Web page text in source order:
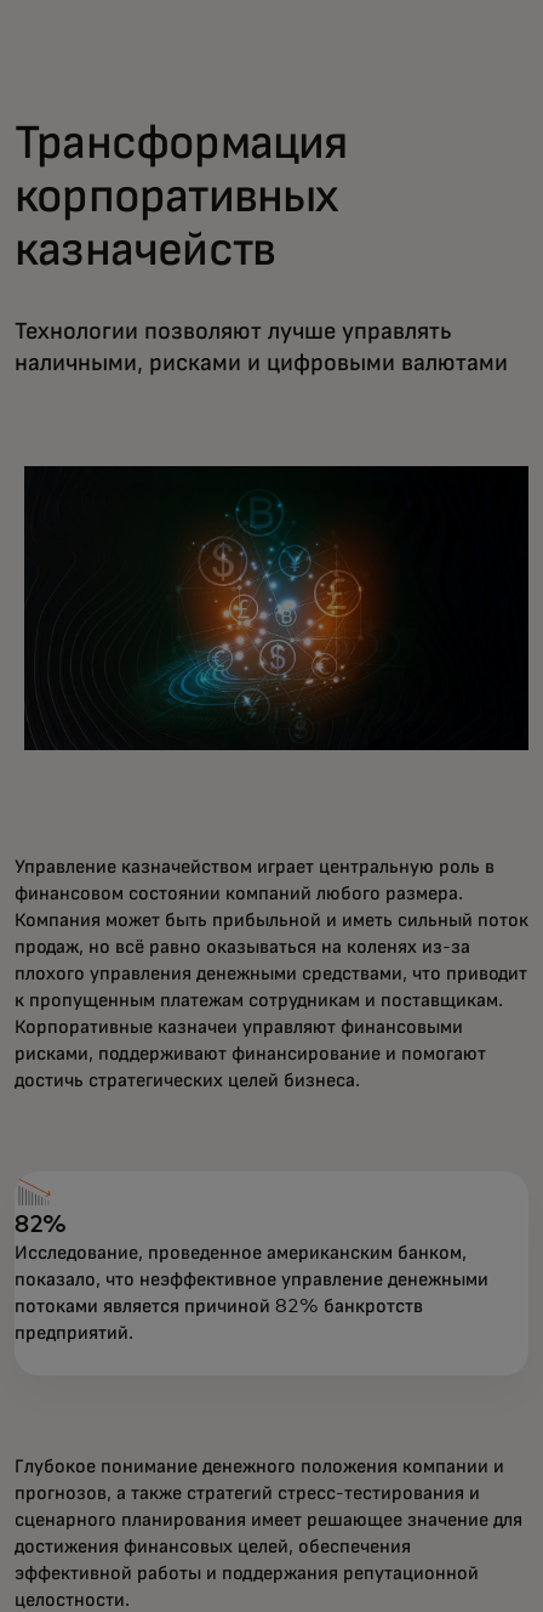
Для бизнеса
Для всего мира
Новости и тренды
Трансформация
корпоративных
казначейств
Технологии позволяют лучше управлять
наличными, рисками и цифровыми валютами
Управление казначейством играет центральную роль в
финансовом состоянии компаний любого размера.
Компания может быть прибыльной и иметь сильный поток
продаж, но всё равно оказываться на коленях из-за
плохого управления денежными средствами, что приводит
к пропущенным платежам сотрудникам и поставщикам.
Корпоративные казначеи управляют финансовыми
рисками, поддерживают финансирование и помогают
достичь стратегических целей бизнеса.
82%
Исследование, проведенное американским банком,
показало, что неэффективное управление денежными
потоками является причиной 82% банкротств
предприятий.
Глубокое понимание денежного положения компании и
прогнозов, а также стратегий стресс-тестирования и
сценарного планирования имеет решающее значение для
достижения финансовых целей, обеспечения
эффективной работы и поддержания репутационной
целостности.